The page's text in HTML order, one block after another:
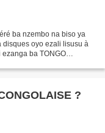
ba nzembo na biso ya
disques oyo ezali lisusu à
ba TONGO
?